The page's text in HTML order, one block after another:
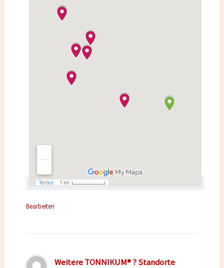
Bearbeiten
Weitere TONNIKUM® ? Standorte